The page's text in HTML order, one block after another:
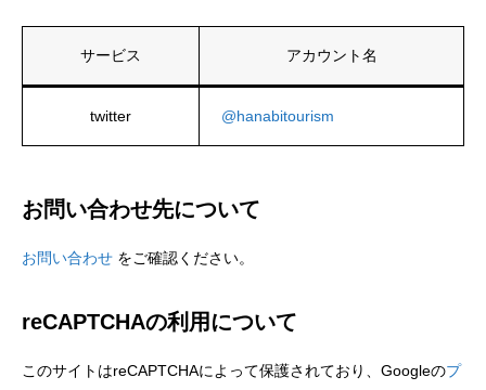
サービス アカウント名
twitter @hanabitourism
お問い合わせ先について
お問い合わせ をご確認ください。
reCAPTCHAの利用について
このサイトはreCAPTCHAによって保護されており、Googleのプ